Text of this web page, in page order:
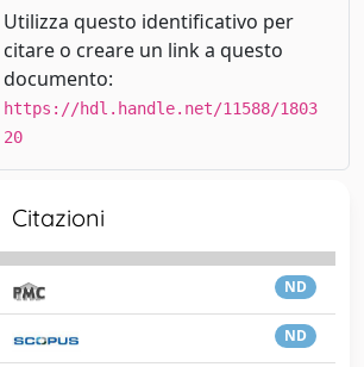
Utilizza questo identificativo per
citare o creare un link a questo
documento:
https://hdl.handle.net/11588/1803
20
Citazioni
ND
ND